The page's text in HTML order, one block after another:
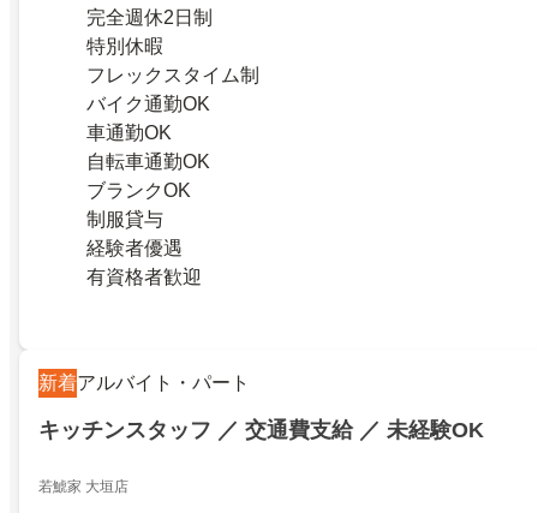
完全週休2日制
特別休暇
フレックスタイム制
バイク通勤OK
車通勤OK
自転車通勤OK
ブランクOK
制服貸与
経験者優遇
有資格者歓迎
新着アルバイト・パート
キッチンスタッフ ／ 交通費支給 ／ 未経験OK
若鯱家 大垣店